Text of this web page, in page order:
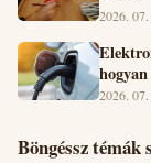
2026. 07.
2026. 07.
Böngéssz témák